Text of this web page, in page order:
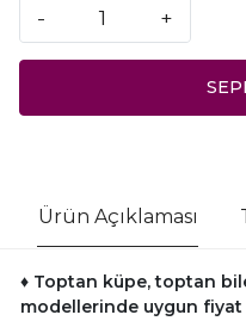
- +
Ürün Açıklaması
♦ Toptan küpe, toptan
modellerinde uygun